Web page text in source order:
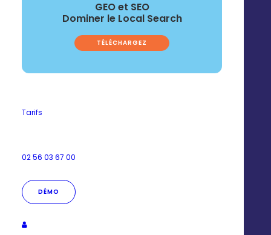
GEO et SEO
Dominer le Local Search
TÉLÉCHARGEZ
Tarifs
02 56 03 67 00
DÉMO